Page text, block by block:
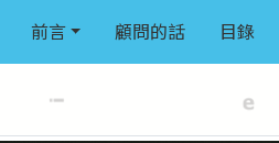
前言 顧問的話 目錄